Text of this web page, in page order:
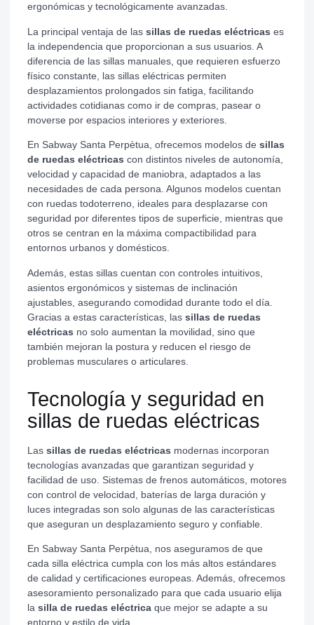
ergonómicas y tecnológicamente avanzadas.
La principal ventaja de las sillas de ruedas eléctricas es
la independencia que proporcionan a sus usuarios. A
diferencia de las sillas manuales, que requieren esfuerzo
físico constante, las sillas eléctricas permiten
desplazamientos prolongados sin fatiga, facilitando
actividades cotidianas como ir de compras, pasear o
moverse por espacios interiores y exteriores.
En Sabway Santa Perpètua, ofrecemos modelos de sillas
de ruedas eléctricas con distintos niveles de autonomía,
velocidad y capacidad de maniobra, adaptados a las
necesidades de cada persona. Algunos modelos cuentan
con ruedas todoterreno, ideales para desplazarse con
seguridad por diferentes tipos de superficie, mientras que
otros se centran en la máxima compactibilidad para
entornos urbanos y domésticos.
Además, estas sillas cuentan con controles intuitivos,
asientos ergonómicos y sistemas de inclinación
ajustables, asegurando comodidad durante todo el día.
Gracias a estas características, las sillas de ruedas
eléctricas no solo aumentan la movilidad, sino que
también mejoran la postura y reducen el riesgo de
problemas musculares o articulares.
Tecnología y seguridad en
sillas de ruedas eléctricas
Las sillas de ruedas eléctricas modernas incorporan
tecnologías avanzadas que garantizan seguridad y
facilidad de uso. Sistemas de frenos automáticos, motores
con control de velocidad, baterías de larga duración y
luces integradas son solo algunas de las características
que aseguran un desplazamiento seguro y confiable.
En Sabway Santa Perpètua, nos aseguramos de que
cada silla eléctrica cumpla con los más altos estándares
de calidad y certificaciones europeas. Además, ofrecemos
asesoramiento personalizado para que cada usuario elija
la silla de ruedas eléctrica que mejor se adapte a su
entorno y estilo de vida.